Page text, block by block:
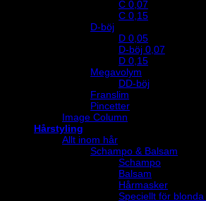
C 0,07
C 0,15
D-böj
D 0,05
D-böj 0,07
D 0,15
Megavolym
DD-böj
Franslim
Pincetter
Image Column
Hårstyling
Allt inom hår
Schampo & Balsam
Schampo
Balsam
Hårmasker
Speciellt för